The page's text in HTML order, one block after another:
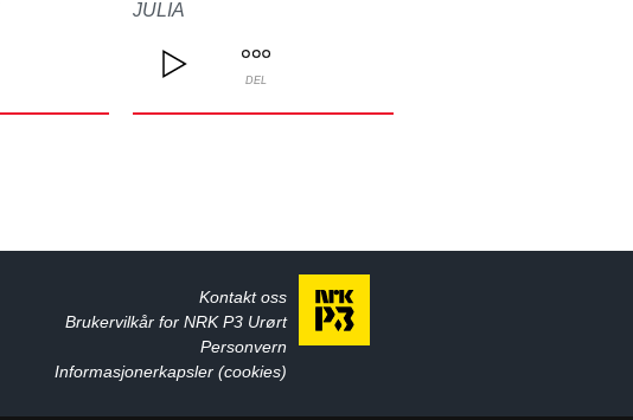
JULIA
DEL
Kontakt oss
Brukervilkår for NRK P3 Urørt
Personvern
Informasjonerkapsler (cookies)